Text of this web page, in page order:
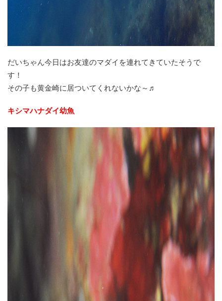
だいちゃん今日はお友達のマダイを連れてきていたそうで
す！
その子も黄金崎に居ついてくれないかな～♬
キシマハナダイ幼魚